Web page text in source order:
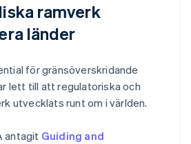
ramverk
länder
för gränsöverskridande
lett till att regulatoriska och
utvecklats runt om i världen.
antagit Guiding and